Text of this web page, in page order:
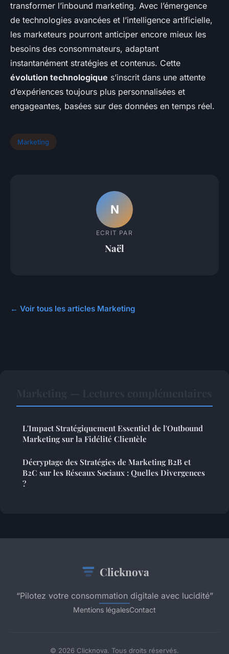
transformer l’inbound marketing. Avec l’émergence
de technologies avancées et l’intelligence artificielle,
les marketeurs pourront anticiper encore mieux les
besoins des consommateurs, adaptant
instantanément stratégies et contenus. Cette
évolution technologique s’inscrit dans une attente
d’expériences toujours plus personnalisées et
engageantes, basées sur des données en temps réel.
Marketing
N
ECRIT PAR
Naël
← Voir tous les articles Marketing
L'Impact Stratégiquement Essentiel de l'Outbound
Marketing sur la Fidélité Clientèle
Décryptage des Stratégies de Marketing B2B et
B2C sur les Réseaux Sociaux : Quelles Divergences
?
Clicknova
“Pilotez votre consommation digitale avec lucidité”
Mentions légalesContact
© 2026 Clicknova. Tous droits réservés.